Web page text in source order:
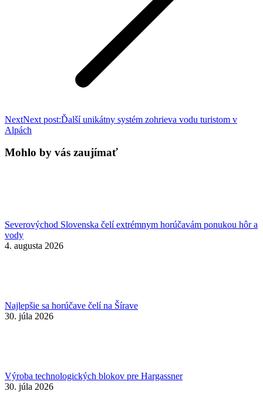
NextNext post:Ďalší unikátny systém zohrieva vodu turistom v
Alpách
Mohlo by vás zaujímať
Severovýchod Slovenska čelí extrémnym horúčavám ponukou hôr a
vody
4. augusta 2026
Najlepšie sa horúčave čelí na Šírave
30. júla 2026
Výroba technologických blokov pre Hargassner
30. júla 2026